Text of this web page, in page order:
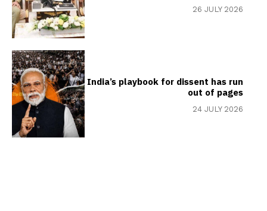
26 JULY 2026
India’s playbook for dissent has run
out of pages
24 JULY 2026